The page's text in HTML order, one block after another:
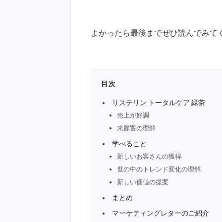
よかったら最後までぜひ読んでみて
目次
リステリン トータルケア 緑茶
売上が好調
未顧客の理解
学べること
新しいお客さんの獲得
世の中のトレンド変化の理解
新しい価値の提案
まとめ
マーケティングレターのご紹介